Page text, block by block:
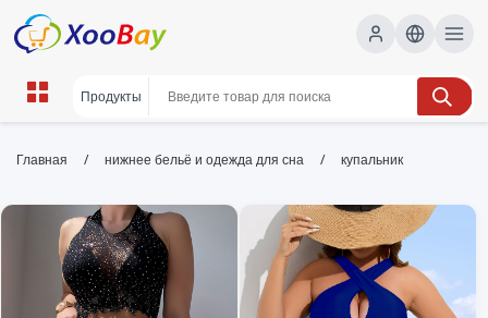
купальник | XOOBAY B2B/B2C
купальник,мода,купальники, wholesale
купальник, XOOBAY
Топ купальников 2024
Главная / нижнее бельё и одежда для сна / купальник